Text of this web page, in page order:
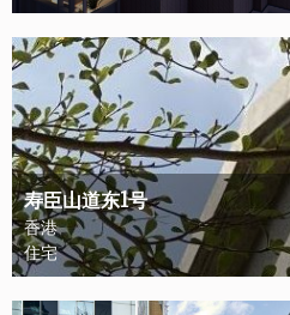
寿臣山道东1号
香港
住宅